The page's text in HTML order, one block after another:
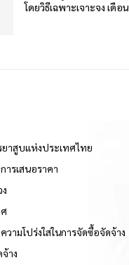
โดยวิธีเฉพาะเจาะจง เดือ
ยาสูบแห่งประเทศไทย
ารเสนอราคา
ความโปร่งใสในการจัดซื้อจัดจ้าง
าง